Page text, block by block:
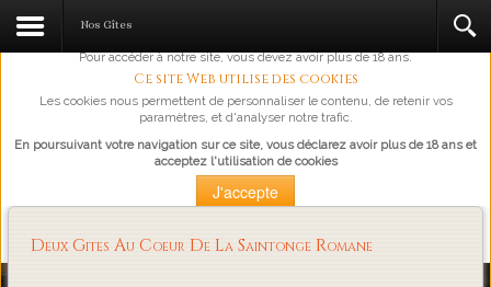
L'abus d'alcool est dangereux pour la santé, à consommer avec
Pour accéder à notre site, vous devez avoir plus de 18 ans.
Ce site Web utilise des cookies
Les cookies nous permettent de personnaliser le contenu, de retenir vos
paramètres, et d'analyser notre trafic.
En poursuivant votre navigation sur ce site, vous déclarez avoir plus de 18 ans et
acceptez l'utilisation de cookies
J'accepte
Loading...
Nos Gîtes
Deux Gites Au Coeur De La Saintonge Romane